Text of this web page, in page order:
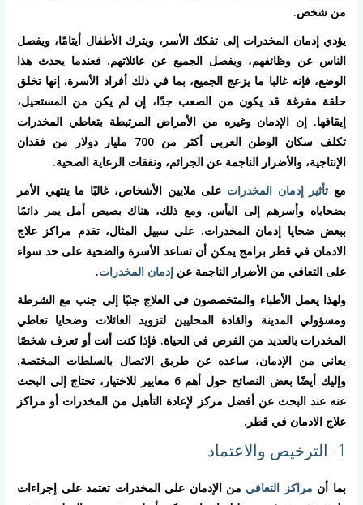
من شخص.
يؤدي إدمان المخدرات إلى تفكك الأسر، ويترك الأطفال أيتامًا، ويفصل
الناس عن وظائفهم، ويفصل الجميع عن عائلاتهم. فعندما يحدث هذا
الوضع، فإنه غالبا ما يزعج الجميع، بما في ذلك أفراد الأسرة. إنها تخلق
حلقة مفرغة قد يكون من الصعب جدًا، إن لم يكن من المستحيل،
إيقافها. إن الإدمان وغيره من الأمراض المرتبطة بتعاطي المخدرات
تكلف سكان الوطن العربي أكثر من 700 مليار دولار من فقدان
الإنتاجية، والأضرار الناجمة عن الجرائم، ونفقات الرعاية الصحية.
مع تأثير إدمان المخدرات على ملايين الأشخاص، غالبًا ما ينتهي الأمر
بضحاياه وأسرهم إلى اليأس. ومع ذلك، هناك بصيص أمل يمر دائمًا
ببعض ضحايا إدمان المخدرات. على سبيل المثال، تقدم مراكز علاج
الادمان في قطر برامج يمكن أن تساعد الأسرة والضحية على حد سواء
على التعافي من الأضرار الناجمة عنإدمان المخدرات.
ولهذا يعمل الأطباء والمتخصصون في العلاج جنبًا إلى جنب مع الشرطة
ومسؤولي المدينة والقادة المحليين لتزويد العائلات وضحايا تعاطي
المخدرات بالعديد من الفرص في الحياة. فإذا كنت أنت أو تعرف شخصًا
يعاني من الإدمان، ساعده عن طريق الاتصال بالسلطات المختصة.
وإليك أيضًا بعض النصائح حول أهم 6 معايير للاختيار، تحتاج إلى البحث
عنه عند البحث عن أفضل مركز لإعادة التأهيل من المخدرات أو مراكز
علاج الادمان في قطر.
1- الترخيص والاعتماد
بما أن مراكز التعافي من الإدمان على المخدرات تعتمد على إجراءات